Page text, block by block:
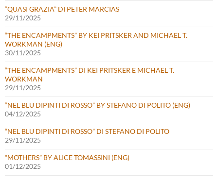
“QUASI GRAZIA” DI PETER MARCIAS
29/11/2025
“THE ENCAMPMENTS” BY KEI PRITSKER AND MICHAEL T.
WORKMAN (ENG)
30/11/2025
“THE ENCAMPMENTS” DI KEI PRITSKER E MICHAEL T.
WORKMAN
29/11/2025
“NEL BLU DIPINTI DI ROSSO” BY STEFANO DI POLITO (ENG)
04/12/2025
“NEL BLU DIPINTI DI ROSSO” DI STEFANO DI POLITO
29/11/2025
“MOTHERS” BY ALICE TOMASSINI (ENG)
01/12/2025